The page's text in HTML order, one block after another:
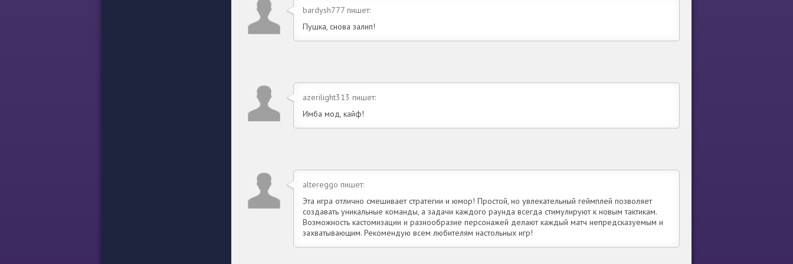
bardysh777 пишет:
Пушка, снова залип!
azerilight313 пишет:
Имба мод, кайф!
altereggo пишет:
Эта игра отлично смешивает стратегии и юмор! Простой, но увлекательный геймплей позволяет
создавать уникальные команды, а задачи каждого раунда всегда стимулируют к новым тактикам.
Возможность кастомизации и разнообразие персонажей делают каждый матч непредсказуемым и
захватывающим. Рекомендую всем любителям настольных игр!